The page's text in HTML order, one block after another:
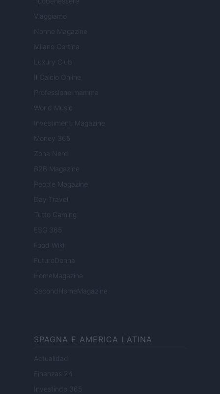
Viaggiamo
Nonne Magazine
Milano Cortina
Luxury Club
Il Calcio Online
Professione mamma
World Music
Investimenti Magazine
Money 365
Zona Nerd
B2B Magazine
People Magazine
Day Travel
Tutto Gaming
ESG 365
Food Wiki
FuturoDonna
HomeMagazine
SecondHomeMagazine
SPAGNA E AMERICA LATINA
Actualidad
Finanzas 24
Investindo 365